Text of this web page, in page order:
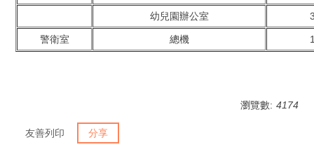
幼兒園辦公室
警衛室 總機
瀏覽數: 4174
友善列印 分享